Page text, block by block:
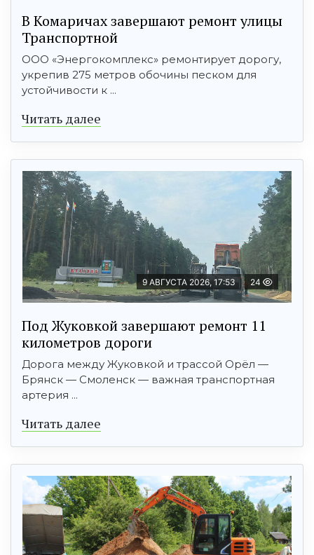
В Комаричах завершают ремонт улицы
Транспортной
ООО «Энергокомплекс» ремонтирует дорогу,
укрепив 275 метров обочины песком для
устойчивости к ...
Читать далее
9 АВГУСТА 2026, 17:53 24
Под Жуковкой завершают ремонт 11
километров дороги
Дорога между Жуковкой и трассой Орёл —
Брянск — Смоленск — важная транспортная
артерия ...
Читать далее